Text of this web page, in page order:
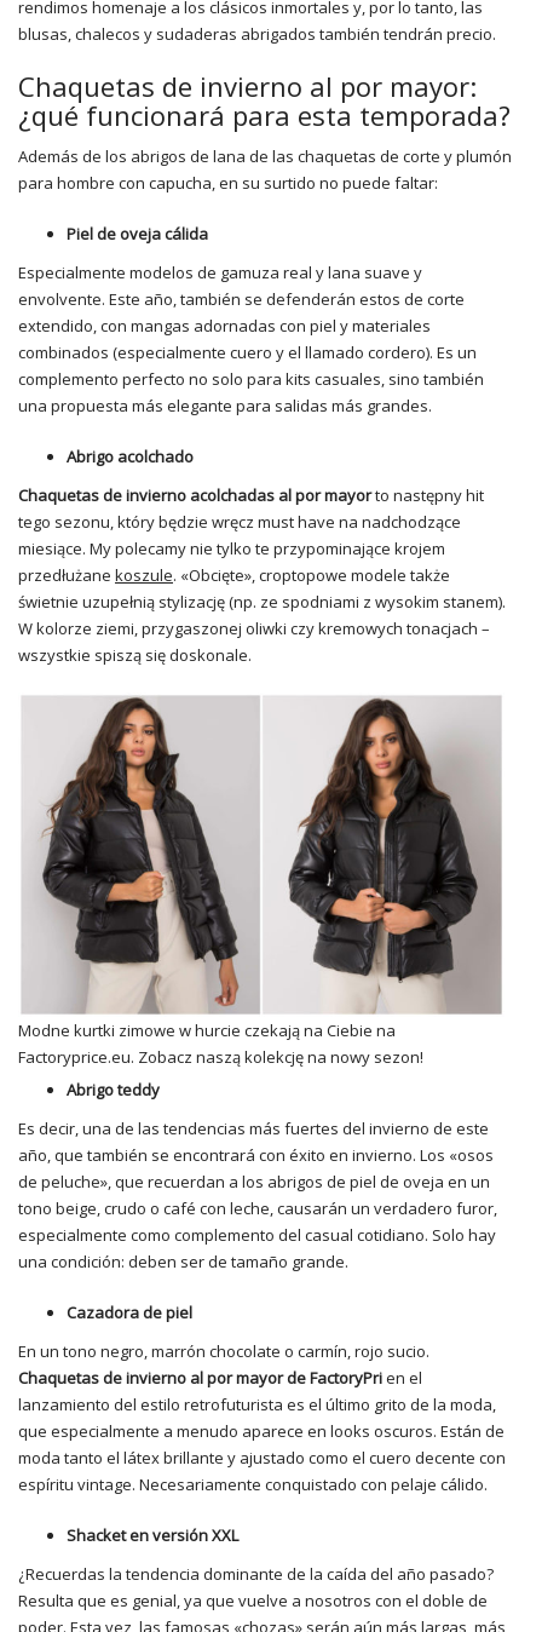
rendimos homenaje a los clásicos inmortales y, por lo tanto, las
blusas, chalecos y sudaderas abrigados también tendrán precio.
Chaquetas de invierno al por mayor:
¿qué funcionará para esta temporada?
Además de los abrigos de lana de las chaquetas de corte y plumón
para hombre con capucha, en su surtido no puede faltar:
Piel de oveja cálida
Especialmente modelos de gamuza real y lana suave y
envolvente. Este año, también se defenderán estos de corte
extendido, con mangas adornadas con piel y materiales
combinados (especialmente cuero y el llamado cordero). Es un
complemento perfecto no solo para kits casuales, sino también
una propuesta más elegante para salidas más grandes.
Abrigo acolchado
Chaquetas de invierno acolchadas al por mayorto następny hit
tego sezonu, który będzie wręcz must have na nadchodzące
miesiące. My polecamy nie tylko te przypominające krojem
przedłużane koszule. «Obcięte», croptopowe modele także
świetnie uzupełnią stylizację (np. ze spodniami z wysokim stanem).
W kolorze ziemi, przygaszonej oliwki czy kremowych tonacjach –
wszystkie spiszą się doskonale.
Modne kurtki zimowe w hurcie czekają na Ciebie na
Factoryprice.eu. Zobacz naszą kolekcję na nowy sezon!
Abrigo teddy
Es decir, una de las tendencias más fuertes del invierno de este
año, que también se encontrará con éxito en invierno. Los «osos
de peluche», que recuerdan a los abrigos de piel de oveja en un
tono beige, crudo o café con leche, causarán un verdadero furor,
especialmente como complemento del casual cotidiano. Solo hay
una condición: deben ser de tamaño grande.
Cazadora de piel
En un tono negro, marrón chocolate o carmín, rojo sucio.
Chaquetas de invierno al por mayor de FactoryPrien el
lanzamiento del estilo retrofuturista es el último grito de la moda,
que especialmente a menudo aparece en looks oscuros. Están de
moda tanto el látex brillante y ajustado como el cuero decente con
espíritu vintage. Necesariamente conquistado con pelaje cálido.
Shacket en versión XXL
¿Recuerdas la tendencia dominante de la caída del año pasado?
Resulta que es genial, ya que vuelve a nosotros con el doble de
poder. Esta vez, las famosas «chozas» serán aún más largas, más